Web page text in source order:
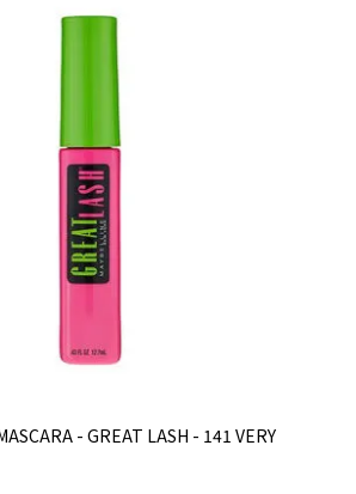
- GREAT LASH - 141 VERY